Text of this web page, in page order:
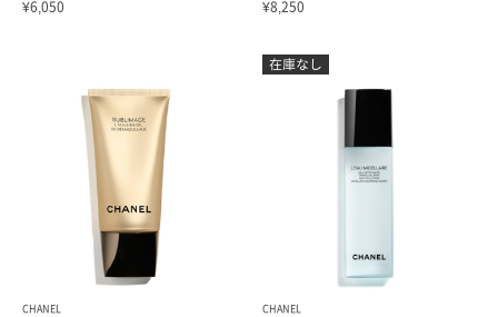
¥6,050 ¥8,250
CHANEL
CHANEL